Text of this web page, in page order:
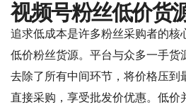
视频号粉丝低价货
追求低成本是许多粉丝采购者的核
低价粉丝货源。平台与众多一手货
去除了所有中间环节，将价格压到
直接采购，享受批发价优惠。低价